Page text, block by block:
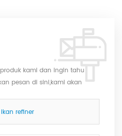
kami dan ingin tahu
pesan di sini,kami akan
refiner